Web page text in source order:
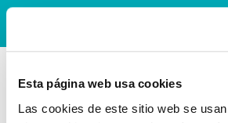
Esta página web usa cookies
Las cookies de este sitio web se